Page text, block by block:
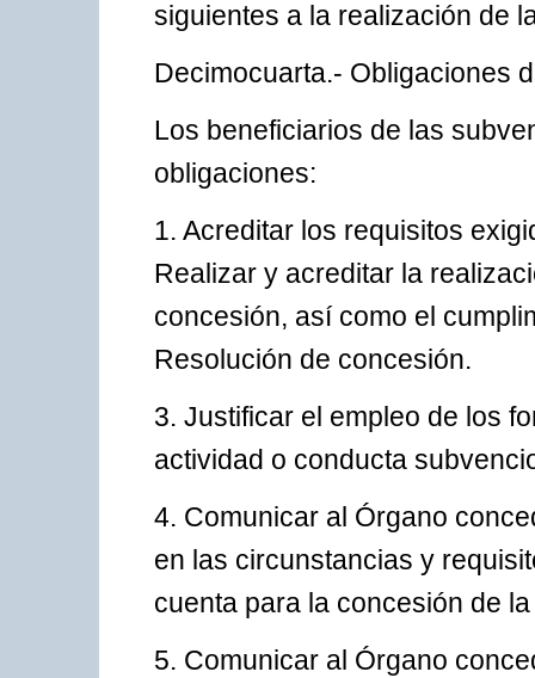
siguientes a la realización de
Decimocuarta.- Obligaciones
Los beneficiarios de las
obligaciones:
1. Acreditar los requisitos
Realizar y acreditar la
concesión, así como el
Resolución de concesión.
3. Justificar el empleo de los
actividad o conducta
4. Comunicar al Órgano
en las circunstancias y
cuenta para la concesión de
5. Comunicar al Órgano